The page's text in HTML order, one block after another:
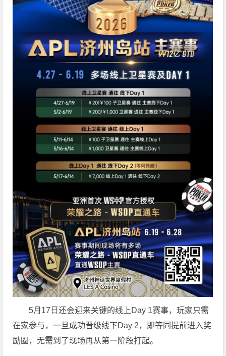
5月17日还会迎来关键的线上Day 1赛事，玩家只需
在家参与，一旦成功晋级线下Day 2，即等同提前进入奖
励圈，无需到了现场再从第一阶段打起。